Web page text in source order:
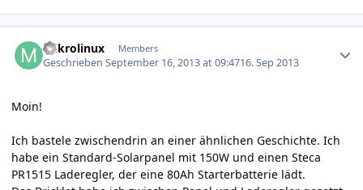
mikrolinux Members
GeschriebenSeptember 16, 2013 at 09:4716. Sep 2013
Moin!
Ich bastele zwischendrin an einer ähnlichen Geschichte. Ich
habe ein Standard-Solarpanel mit 150W und einen Steca
PR1515 Laderegler, der eine 80Ah Starterbatterie lädt.